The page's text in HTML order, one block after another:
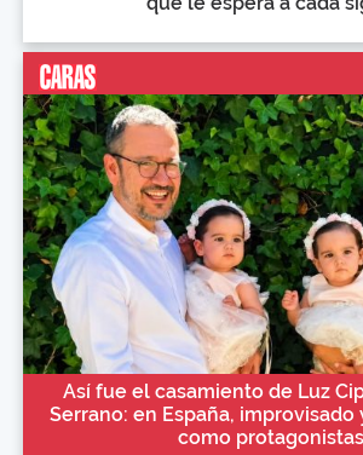
Así fue el casamiento de Luz
Serrano: en España, improvisado
como protagonistas